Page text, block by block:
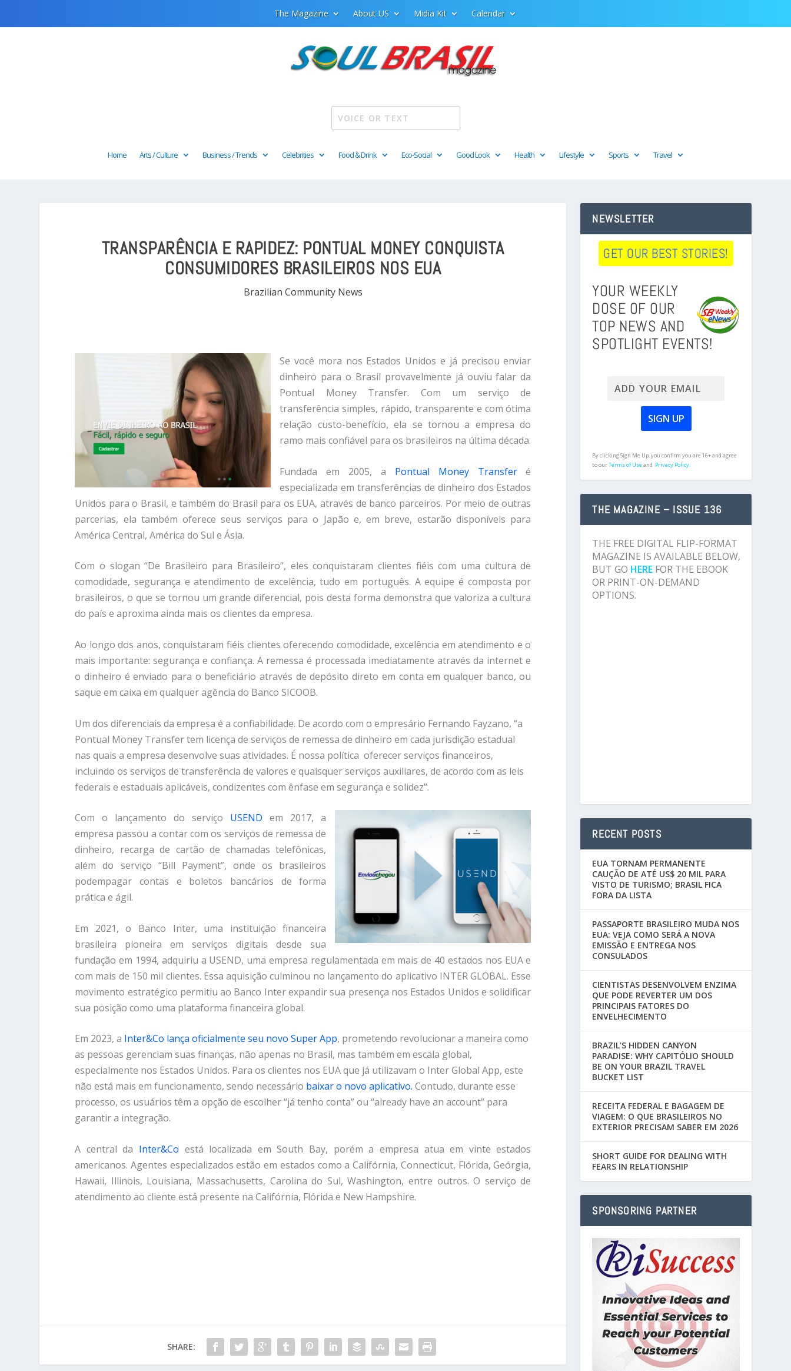
The Magazine About US Midia Kit Calendar
Home Arts / Culture Business / Trends Celebrities Food & Drink Eco-Social Good Look Health Lifestyle Sports Travel
TRANSPARÊNCIA E RAPIDEZ: PONTUAL MONEY CONQUISTA
CONSUMIDORES BRASILEIROS NOS EUA
Brazilian Community News
Se você mora nos Estados Unidos e já precisou enviar
dinheiro para o Brasil provavelmente já ouviu falar da
Pontual Money Transfer. Com um serviço de
transferência simples, rápido, transparente e com ótima
relação custo-benefício, ela se tornou a empresa do
ramo mais confiável para os brasileiros na última década.
Fundada em 2005, a Pontual Money Transferé
especializada em transferências de dinheiro dos Estados
Unidos para o Brasil, e também do Brasil para os EUA, através de banco parceiros. Por meio de outras
parcerias, ela também oferece seus serviços para o Japão e, em breve, estarão disponíveis para
América Central, América do Sul e Ásia.
Com o slogan “De Brasileiro para Brasileiro”, eles conquistaram clientes fiéis com uma cultura de
comodidade, segurança e atendimento de excelência, tudo em português. A equipe é composta por
brasileiros, o que se tornou um grande diferencial, pois desta forma demonstra que valoriza a cultura
do país e aproxima ainda mais os clientes da empresa.
Ao longo dos anos, conquistaram fiéis clientes oferecendo comodidade, excelência em atendimento e o
mais importante: segurança e confiança. A remessa é processada imediatamente através da internet e
o dinheiro é enviado para o beneficiário através de depósito direto em conta em qualquer banco, ou
saque em caixa em qualquer agência do Banco SICOOB.
Um dos diferenciais da empresa é a confiabilidade. De acordo com o empresário Fernando Fayzano, “a
Pontual Money Transfer tem licença de serviços de remessa de dinheiro em cada jurisdição estadual
nas quais a empresa desenvolve suas atividades. É nossa política oferecer serviços financeiros,
incluindo os serviços de transferência de valores e quaisquer serviços auxiliares, de acordo com as leis
federais e estaduais aplicáveis, condizentes com ênfase em segurança e solidez”.
Com o lançamento do serviço USEND em 2017, a
empresa passou a contar com os serviços de remessa de
dinheiro, recarga de cartão de chamadas telefônicas,
além do serviço “Bill Payment”, onde os brasileiros
podempagar contas e boletos bancários de forma
prática e ágil.
Em 2021, o Banco Inter, uma instituição financeira
brasileira pioneira em serviços digitais desde sua
fundação em 1994, adquiriu a USEND, uma empresa regulamentada em mais de 40 estados nos EUA e
com mais de 150 mil clientes. Essa aquisição culminou no lançamento do aplicativo INTER GLOBAL. Esse
movimento estratégico permitiu ao Banco Inter expandir sua presença nos Estados Unidos e solidificar
sua posição como uma plataforma financeira global.
Em 2023, a Inter&Co lança oficialmente seu novo Super App, prometendo revolucionar a maneira como
as pessoas gerenciam suas finanças, não apenas no Brasil, mas também em escala global,
especialmente nos Estados Unidos. Para os clientes nos EUA que já utilizavam o Inter Global App, este
não está mais em funcionamento, sendo necessário baixar o novo aplicativo. Contudo, durante esse
processo, os usuários têm a opção de escolher “já tenho conta” ou “already have an account” para
garantir a integração.
A central da Inter&Co está localizada em South Bay, porém a empresa atua em vinte estados
americanos. Agentes especializados estão em estados como a Califórnia, Connecticut, Flórida, Geórgia,
Hawaii, Illinois, Louisiana, Massachusetts, Carolina do Sul, Washington, entre outros. O serviço de
atendimento ao cliente está presente na Califórnia, Flórida e New Hampshire.
SHARE:
NEWSLETTER
GET OUR BEST STORIES!
YOUR WEEKLY
DOSE OF OUR
TOP NEWS AND
SPOTLIGHT EVENTS!
By clicking Sign Me Up, you confirm you are 16+ and agree
to ourTerms of Useand Privacy Policy.
THE MAGAZINE – ISSUE 136
THE FREE DIGITAL FLIP-FORMAT
MAGAZINE IS AVAILABLE BELOW,
BUT GO HERE FOR THE EBOOK
OR PRINT-ON-DEMAND
OPTIONS.
RECENT POSTS
EUA TORNAM PERMANENTE
CAUÇÃO DE ATÉ US$ 20 MIL PARA
VISTO DE TURISMO; BRASIL FICA
FORA DA LISTA
PASSAPORTE BRASILEIRO MUDA NOS
EUA: VEJA COMO SERÁ A NOVA
EMISSÃO E ENTREGA NOS
CONSULADOS
CIENTISTAS DESENVOLVEM ENZIMA
QUE PODE REVERTER UM DOS
PRINCIPAIS FATORES DO
ENVELHECIMENTO
BRAZIL’S HIDDEN CANYON
PARADISE: WHY CAPITÓLIO SHOULD
BE ON YOUR BRAZIL TRAVEL
BUCKET LIST
RECEITA FEDERAL E BAGAGEM DE
VIAGEM: O QUE BRASILEIROS NO
EXTERIOR PRECISAM SABER EM 2026
SHORT GUIDE FOR DEALING WITH
FEARS IN RELATIONSHIP
SPONSORING PARTNER